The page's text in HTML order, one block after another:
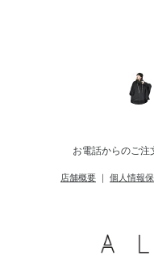
お電話からのご注
店舗概要 ｜ 個人情報